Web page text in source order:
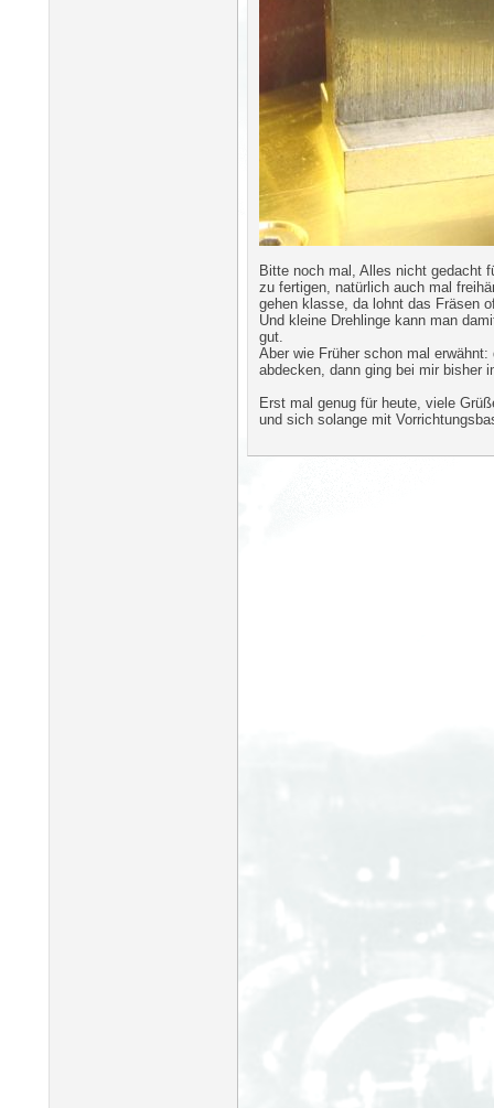
Bitte noch mal, Alles nicht gedacht
zu fertigen, natürlich auch mal
gehen klasse, da lohnt das Fräsen
Und kleine Drehlinge kann man
gut.
Aber wie Früher schon mal
abdecken, dann ging bei mir bisher
Erst mal genug für heute, viele
und sich solange mit